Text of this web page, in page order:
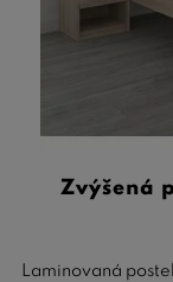
Zvýšená
Laminovaná